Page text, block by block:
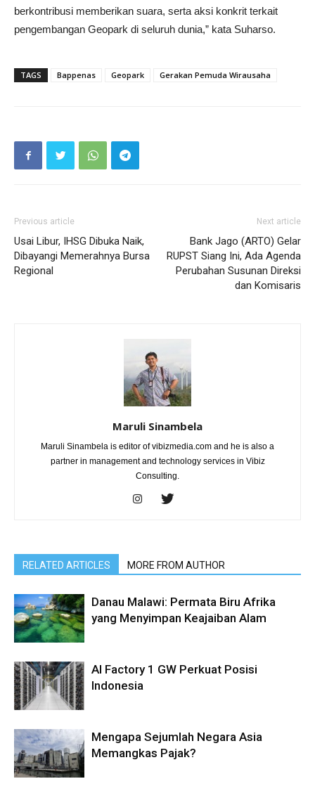
berkontribusi memberikan suara, serta aksi konkrit terkait
pengembangan Geopark di seluruh dunia,” kata Suharso.
TAGS Bappenas Geopark Gerakan Pemuda Wirausaha
Previous article
Usai Libur, IHSG Dibuka Naik,
Dibayangi Memerahnya Bursa
Regional
Next article
Bank Jago (ARTO) Gelar
RUPST Siang Ini, Ada Agenda
Perubahan Susunan Direksi
dan Komisaris
Maruli Sinambela
Maruli Sinambela is editor of vibizmedia.com and he is also a
partner in management and technology services in Vibiz
Consulting.
RELATED ARTICLES MORE FROM AUTHOR
Danau Malawi: Permata Biru Afrika
yang Menyimpan Keajaiban Alam
AI Factory 1 GW Perkuat Posisi
Indonesia
Mengapa Sejumlah Negara Asia
Memangkas Pajak?